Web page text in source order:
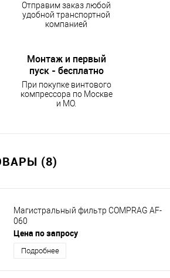
Отправим заказ любой
удобной транспортной
компанией
Монтаж и первый
пуск - бесплатно
При покупке винтового
компрессора по Москве
и МО.
(8)
Магистральный фильтр COMPRAG AF-
060
Цена по запросу
Подробнее